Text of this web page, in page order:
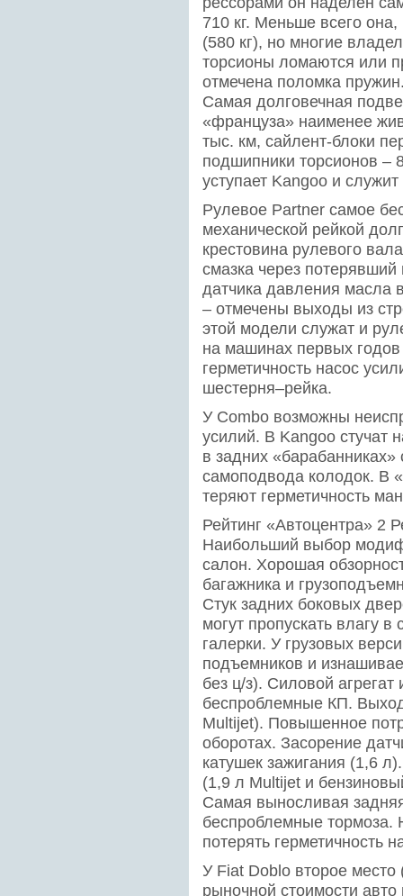
710 кг. Меньше всего
(580 кг), но многие
торсионы ломаются или
отмечена поломка
Самая долговечная
«француза» наименее
тыс. км, сайлент-блоки
подшипники торсионов –
уступает Kangoo и
Рулевое Partner самое
механической рейкой
крестовина рулевого
смазка через потерявший
датчика давления масла
– отмечены выходы из
этой модели служат и
на машинах первых
герметичность насос
шестерня–рейка.
У Combo возможны
усилий. В Kangoo стучат
в задних
самоподвода колодок. В
теряют герметичность
Рейтинг «Автоцентра» 2
Наибольший выбор
салон. Хорошая
багажника и
Стук задних боковых
могут пропускать влагу
галерки. У грузовых
подъемников и
без ц/з). Силовой
беспроблемные КП.
Multijet). Повышенное
оборотах. Засорение
катушек зажигания (1,6
(1,9 л Multijet и
Самая выносливая
беспроблемные тормоза.
потерять герметичность
У Fiat Doblo второе
рыночной стоимости